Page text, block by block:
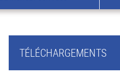
TÉLÉCHARGEMENTS